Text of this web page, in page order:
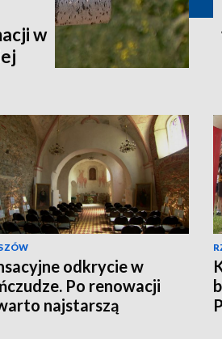
w
odkrycie w
Po renowacji
najstarszą